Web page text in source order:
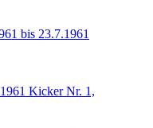
Kicker Nr. 1,